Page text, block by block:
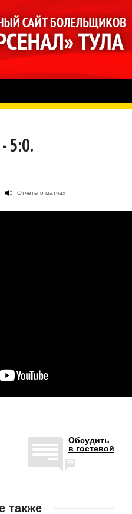
5:0.
Отчеты о матчах
Обсудить
в гостевой
также